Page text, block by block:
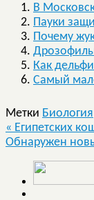
В
Пауки
Почему
Как
Самый
Метки Биология
« Египетских
Обнаружен